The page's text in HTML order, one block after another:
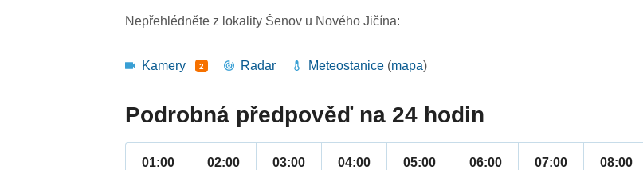
Nepřehlédněte z lokality Šenov u Nového Jičína:
Kamery 2 Radar Meteostanice (mapa)
Podrobná předpověď na 24 hodin
01:00 02:00 03:00 04:00 05:00 06:00 07:00 08:00